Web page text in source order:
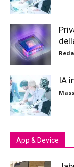
IA
App & Device